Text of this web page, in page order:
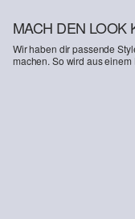
MACH DEN LOOK
Wir haben dir passende
machen. So wird aus